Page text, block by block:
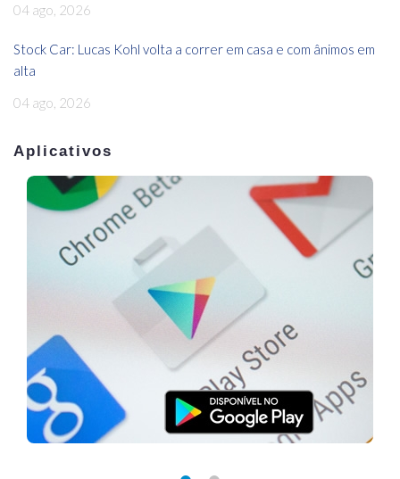
04 ago, 2026
Stock Car: Lucas Kohl volta a correr em casa e com ânimos em
alta
04 ago, 2026
Aplicativos